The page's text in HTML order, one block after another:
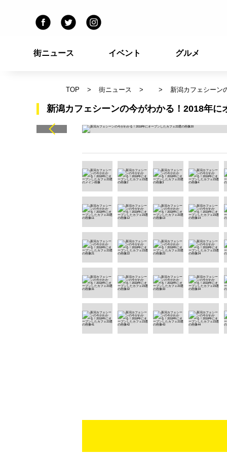
街ニュース イベント グルメ
TOP 街ニュース 新潟カフェシーン
新潟カフェシーンの今がわかる！2018年に